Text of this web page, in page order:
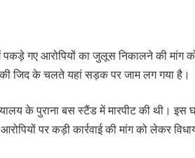
पकड़े गए आरोपियों का जुलूस निकालने की मांग
जिद के चलते यहां सड़क पर जाम लग गया है।
के पुराना बस स्टैंड में मारपीट की थी। इस
पर कड़ी कार्रवाई की मांग को लेकर